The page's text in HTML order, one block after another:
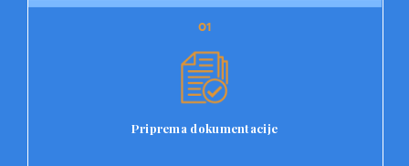
01
Priprema dokumentacije
01
Prvi korak u našem procesu prevoda je priprema
dokumentacije. Korisnici jednostavno učitavaju svoje
dokumenta, kao i specifične zahtjeve za prevod.